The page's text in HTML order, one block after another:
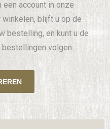
een account in onze
blijft u op de
bestelling, en kunt u de
volgen.